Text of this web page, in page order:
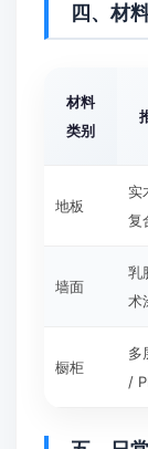
四、材
材料
类别
地板
实
复
墙面
乳
术
橱柜
多
/